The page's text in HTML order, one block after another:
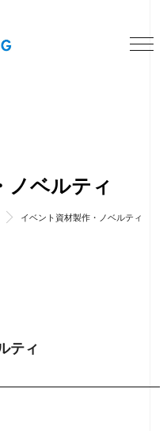
ノベルティ
イベント資材製作・ノベルティ
ティ